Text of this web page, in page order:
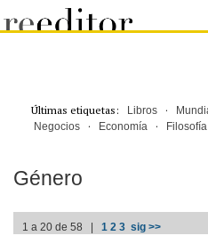
Últimas etiquetas: Libros ·
Negocios· Economía· Filosofía
Género
1 a 20 de 58 | 1 2 3 sig >>